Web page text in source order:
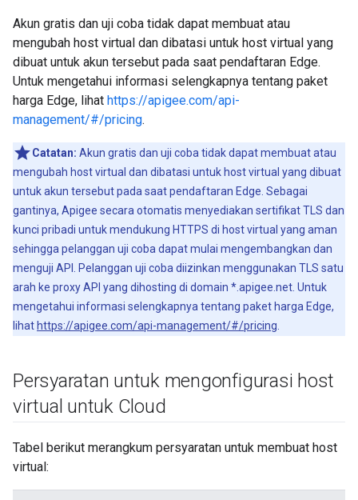
Akun gratis dan uji coba tidak dapat membuat atau
mengubah host virtual dan dibatasi untuk host virtual yang
dibuat untuk akun tersebut pada saat pendaftaran Edge.
Untuk mengetahui informasi selengkapnya tentang paket
harga Edge, lihat https://apigee.com/api-
management/#/pricing.
Catatan: Akun gratis dan uji coba tidak dapat membuat atau
mengubah host virtual dan dibatasi untuk host virtual yang dibuat
untuk akun tersebut pada saat pendaftaran Edge. Sebagai
gantinya, Apigee secara otomatis menyediakan sertifikat TLS dan
kunci pribadi untuk mendukung HTTPS di host virtual yang aman
sehingga pelanggan uji coba dapat mulai mengembangkan dan
menguji API. Pelanggan uji coba diizinkan menggunakan TLS satu
arah ke proxy API yang dihosting di domain *.apigee.net. Untuk
mengetahui informasi selengkapnya tentang paket harga Edge,
lihat https://apigee.com/api-management/#/pricing
Persyaratan untuk mengonfigurasi host
virtual untuk Cloud
Tabel berikut merangkum persyaratan untuk membuat host
virtual: